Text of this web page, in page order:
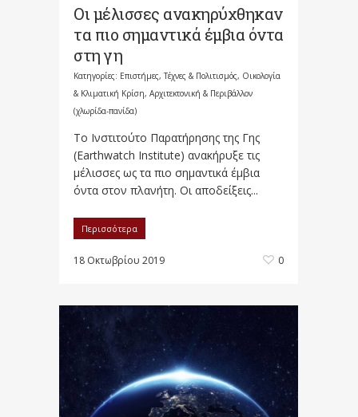
Οι μέλισσες ανακηρύχθηκαν
τα πιο σημαντικά έμβια όντα
στη γη
Κατηγορίες: Επιστήμες, Τέχνες & Πολιτισμός, Οικολογία
& Κλιματική Κρίση, Αρχιτεκτονική & Περιβάλλον
(χλωρίδα-πανίδα)
Το Ινστιτούτο Παρατήρησης της Γης
(Earthwatch Institute) ανακήρυξε τις
μέλισσες ως τα πιο σημαντικά έμβια
όντα στον πλανήτη. Οι αποδείξεις...
Περισσότερα
18 Οκτωβρίου 2019 0